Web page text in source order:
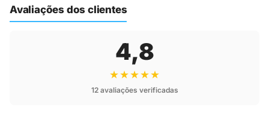
Avaliações dos clientes
4,8
★★★★★
12 avaliações verificadas